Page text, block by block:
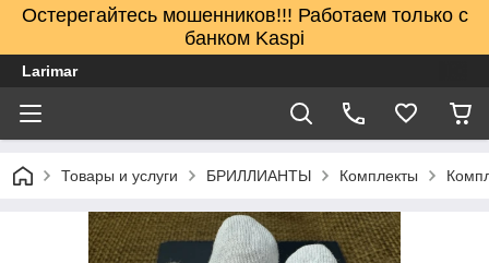
Остерегайтесь мошенников!!! Работаем только с
банком Kaspi
Larimar
Товары и услуги БРИЛЛИАНТЫ Комплекты